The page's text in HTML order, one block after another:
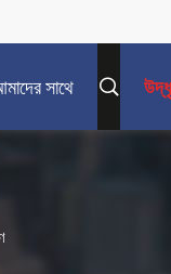
সাথে